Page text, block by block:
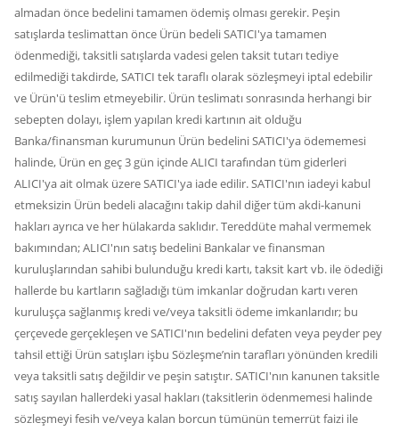
almadan önce bedelini tamamen ödemiş olması gerekir. Peşin
satışlarda teslimattan önce Ürün bedeli SATICI'ya tamamen
ödenmediği, taksitli satışlarda vadesi gelen taksit tutarı tediye
edilmediği takdirde, SATICI tek taraflı olarak sözleşmeyi iptal edebilir
ve Ürün'ü teslim etmeyebilir. Ürün teslimatı sonrasında herhangi bir
sebepten dolayı, işlem yapılan kredi kartının ait olduğu
Banka/finansman kurumunun Ürün bedelini SATICI'ya ödememesi
halinde, Ürün en geç 3 gün içinde ALICI tarafından tüm giderleri
ALICI'ya ait olmak üzere SATICI'ya iade edilir. SATICI'nın iadeyi kabul
etmeksizin Ürün bedeli alacağını takip dahil diğer tüm akdi-kanuni
hakları ayrıca ve her hülakarda saklıdır. Tereddüte mahal vermemek
bakımından; ALICI'nın satış bedelini Bankalar ve finansman
kuruluşlarından sahibi bulunduğu kredi kartı, taksit kart vb. ile ödediği
hallerde bu kartların sağladığı tüm imkanlar doğrudan kartı veren
kuruluşça sağlanmış kredi ve/veya taksitli ödeme imkanlarıdır; bu
çerçevede gerçekleşen ve SATICI'nın bedelini defaten veya peyder pey
tahsil ettiği Ürün satışları işbu Sözleşme’nin tarafları yönünden kredili
veya taksitli satış değildir ve peşin satıştır. SATICI'nın kanunen taksitle
satış sayılan hallerdeki yasal hakları (taksitlerin ödenmemesi halinde
sözleşmeyi fesih ve/veya kalan borcun tümünün temerrüt faizi ile